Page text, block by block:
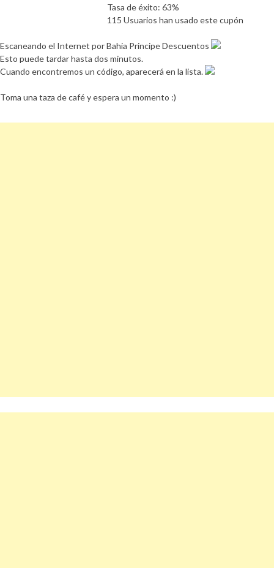
Tasa de éxito: 63%
115 Usuarios han usado este cupón
Escaneando el Internet por Bahia Principe Descuentos
Esto puede tardar hasta dos minutos.
Cuando encontremos un código, aparecerá en la lista.
Toma una taza de café y espera un momento :)